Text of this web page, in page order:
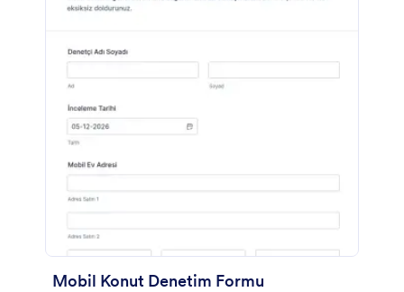
Mobil Konut Denetim Formu